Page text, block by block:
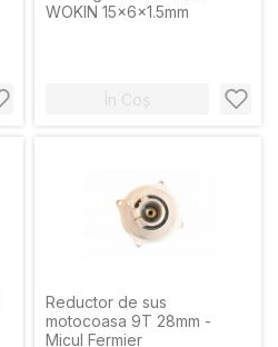
WOKIN 15x6x1.5mm
În Coș
Reductor de sus
motocoasa 9T 28mm -
Micul Fermier